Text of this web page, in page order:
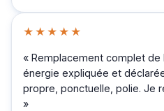
★★★★★
« Remplacement complet de
énergie expliquée et
propre, ponctuelle, polie. Je
»